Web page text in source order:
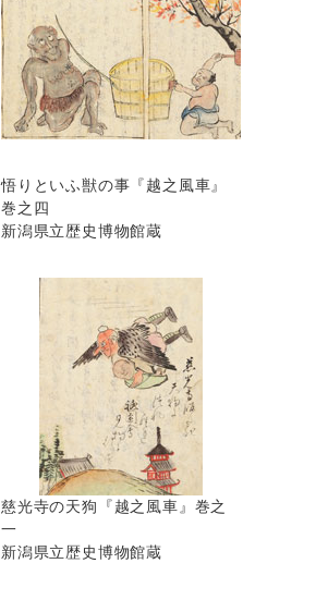
悟りといふ獣の事『越之風車』
巻之四
新潟県立歴史博物館蔵
慈光寺の天狗『越之風車』巻之
一
新潟県立歴史博物館蔵